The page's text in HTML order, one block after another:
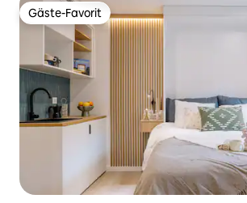
Gäste-Favorit
Gäste-Favorit